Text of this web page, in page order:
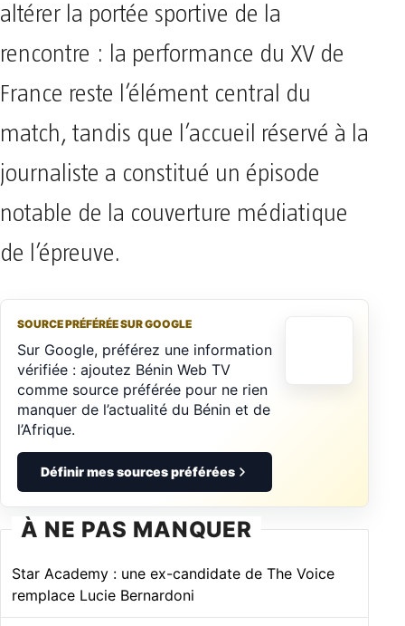
altérer la portée sportive de la
rencontre : la performance du XV de
France reste l’élément central du
match, tandis que l’accueil réservé à la
journaliste a constitué un épisode
notable de la couverture médiatique
de l’épreuve.
SOURCE PRÉFÉRÉE SUR GOOGLE
Sur Google, préférez une information
vérifiée : ajoutez Bénin Web TV
comme source préférée pour ne rien
manquer de l’actualité du Bénin et de
l’Afrique.
Définir mes sources préférées
À NE PAS MANQUER
Star Academy : une ex-candidate de The Voice
remplace Lucie Bernardoni